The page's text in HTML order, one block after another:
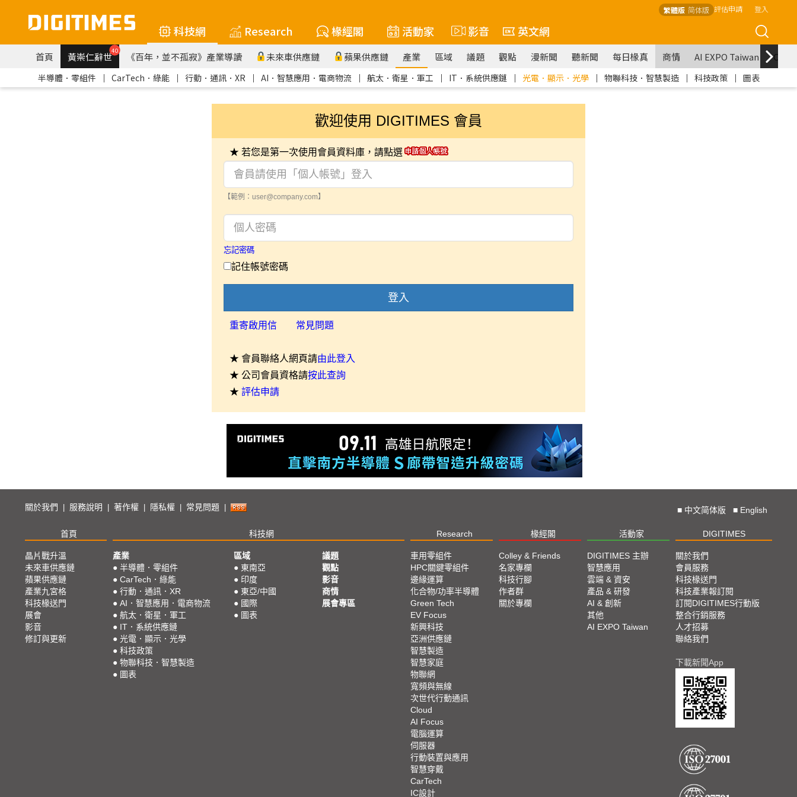
繁體版 简体版 評估申請 登入
科技網 Research 椽經閣 活動家 影音 英文網
首頁 黃崇仁辭世40 《百年，並不孤寂》產業導讀 未來車供應鏈 蘋果供應鏈 產業 區域 議題 觀點 漫新聞 聽新聞 每日椽真 商情 AI EXPO Taiwan
半導體．零組件 ｜ CarTech．綠能 ｜ 行動．通訊．XR ｜ AI．智慧應用．電商物流 ｜ 航太．衛星．軍工 ｜ IT．系統供應鏈 ｜ 光電．顯示．光學 ｜ 物聯科技．智慧製造 ｜ 科技政策 ｜ 圖表
歡迎使用 DIGITIMES 會員
★ 若您是第一次使用會員資料庫，請點選
【範例：user@company.com】
忘記密碼
記住帳號密碼
登入
重寄啟用信 常見問題
★ 會員聯絡人網頁請由此登入
★ 公司會員資格請按此查詢
★ 評估申請
關於我們 服務說明 著作權 隱私權 常見問題 ■ 中文简体版 ■ English
首頁 科技網 Research 椽經閣 活動家 DIGITIMES
晶片戰升溫
未來車供應鏈
蘋果供應鏈
產業九宮格
科技椽送門
展會
影音
修訂與更新
產業
● 半導體．零組件
● CarTech．綠能
● 行動．通訊．XR
● AI．智慧應用．電商物流
● 航太．衛星．軍工
● IT．系統供應鏈
● 光電．顯示．光學
● 科技政策
● 物聯科技．智慧製造
● 圖表
區域
● 東南亞
● 印度
● 東亞/中國
● 國際
● 圖表
議題
觀點
影音
商情
展會專區
車用零組件
HPC關鍵零組件
邊緣運算
化合物/功率半導體
Green Tech
EV Focus
新興科技
亞洲供應鏈
智慧製造
智慧家庭
物聯網
寬頻與無線
次世代行動通訊
Cloud
AI Focus
電腦運算
伺服器
行動裝置與應用
智慧穿戴
CarTech
IC設計
Colley & Friends
名家專欄
科技行腳
作者群
關於專欄
DIGITIMES 主辦
智慧應用
雲端 & 資安
產品 & 研發
AI & 創新
其他
AI EXPO Taiwan
關於我們
會員服務
科技椽送門
科技產業報訂閱
訂閱DIGITIMES行動版
整合行銷服務
人才招募
聯絡我們
下載新聞App